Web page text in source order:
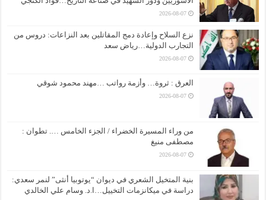
2026-08-07
نزع السلاح وإعادة دمج المقاتلين بعد النزاعات: دروس من
التجارب الدولية…رياض سعد
2026-08-07
العرق : ثروة… وأزمة رواتب …مهند محمود شوقي
2026-08-07
من وراء المسيرة الخضراء / الجزء الخامس …. تطوان :
مصطفى منيغ
2026-08-07
بنية المتخيل الشعري في ديوان “يوتوبيا أنثى” لنمر سعدي:
دراسة في ميكانزمات التخييل…ا.د. وسام علي الخالدي